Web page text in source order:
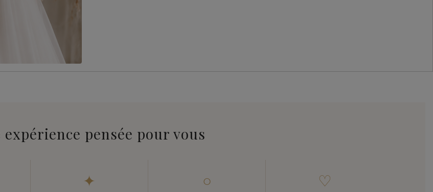
expérience pensée pour vous
✦ ○ ♡